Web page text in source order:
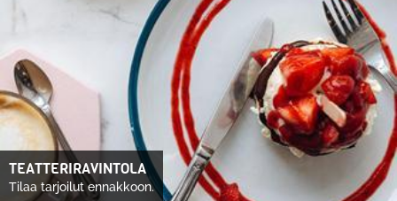
TEATTERIRAVINTOLA
Tilaa tarjoilut ennakkoon.